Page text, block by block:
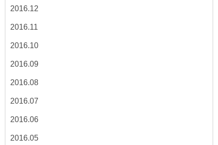
2016.12
2016.11
2016.10
2016.09
2016.08
2016.07
2016.06
2016.05